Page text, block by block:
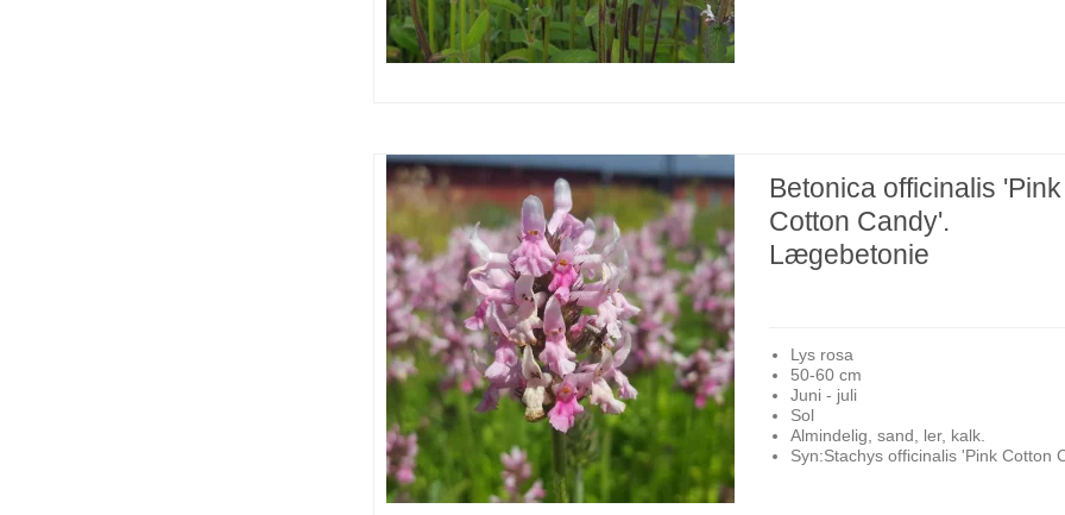
Betonica officinalis 'Pink
Cotton Candy'.
Lægebetonie
Lys rosa
50-60 cm
Juni - juli
Sol
Almindelig, sand, ler, kalk.
Syn:Stachys officinalis 'Pink Cotton